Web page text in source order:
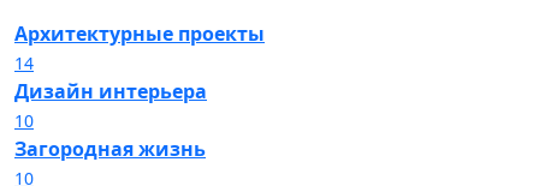
Архитектурные проекты
14
Дизайн интерьера
10
Загородная жизнь
10